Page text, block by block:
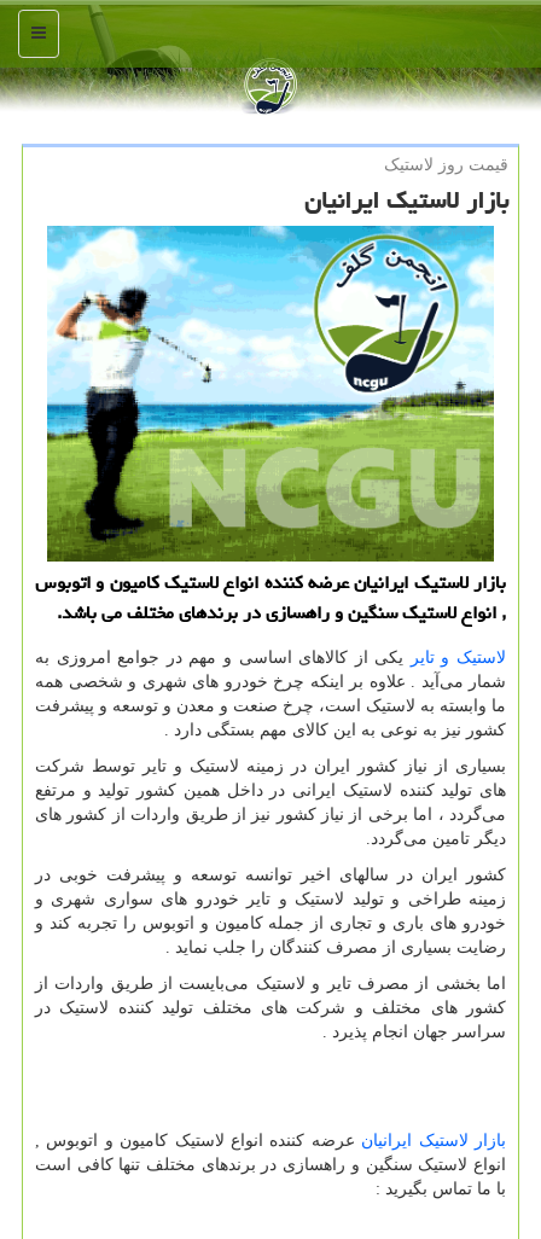
منو
قیمت روز لاستیک
بازار لاستیک ایرانیان
بازار لاستیک ایرانیان عرضه کننده انواع لاستیک کامیون و اتوبوس
, انواع لاستیک سنگین و راهسازی در برندهای مختلف می باشد.
لاستیک و تایر
یکی از کالاهای اساسی و مهم در جوامع امروزی به
شمار می‌آید . علاوه بر اینکه چرخ خودرو های شهری و شخصی همه
ما وابسته به لاستیک است، چرخ صنعت و معدن و توسعه و پیشرفت
کشور نیز به نوعی به این کالای مهم بستگی دارد .
بسیاری از نیاز کشور ایران در زمینه لاستیک و تایر توسط شرکت
های تولید کننده لاستیک ایرانی در داخل همین کشور تولید و مرتفع
می‌گردد ، اما برخی از نیاز کشور نیز از طریق واردات از کشور های
دیگر تامین می‌گردد.
کشور ایران در سالهای اخیر توانسه توسعه و پیشرفت خوبی در
زمینه طراخی و تولید لاستیک و تایر خودرو های سواری شهری و
خودرو های باری و تجاری از جمله کامیون و اتوبوس را تجربه کند و
رضایت بسیاری از مصرف کنندگان را جلب نماید .
اما بخشی از مصرف تایر و لاستیک می‌بایست از طریق واردات از
کشور های مختلف و شرکت های مختلف تولید کننده لاستیک در
سراسر جهان انجام پذیرد .
بازار لاستیک ایرانیان عرضه کننده انواع لاستیک کامیون و اتوبوس ,
انواع لاستیک سنگین و راهسازی در برندهای مختلف تنها کافی است
با ما تماس بگیرید :